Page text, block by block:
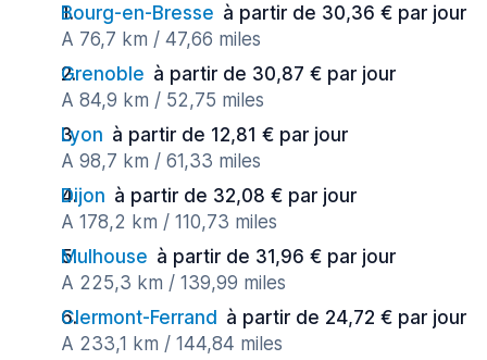
Bourg-en-Bresse à partir de 30,36 € par jour
A 76,7 km / 47,66 miles
Grenoble à partir de 30,87 € par jour
A 84,9 km / 52,75 miles
Lyon à partir de 12,81 € par jour
A 98,7 km / 61,33 miles
Dijon à partir de 32,08 € par jour
A 178,2 km / 110,73 miles
Mulhouse à partir de 31,96 € par jour
A 225,3 km / 139,99 miles
Clermont-Ferrand à partir de 24,72 € par jour
A 233,1 km / 144,84 miles